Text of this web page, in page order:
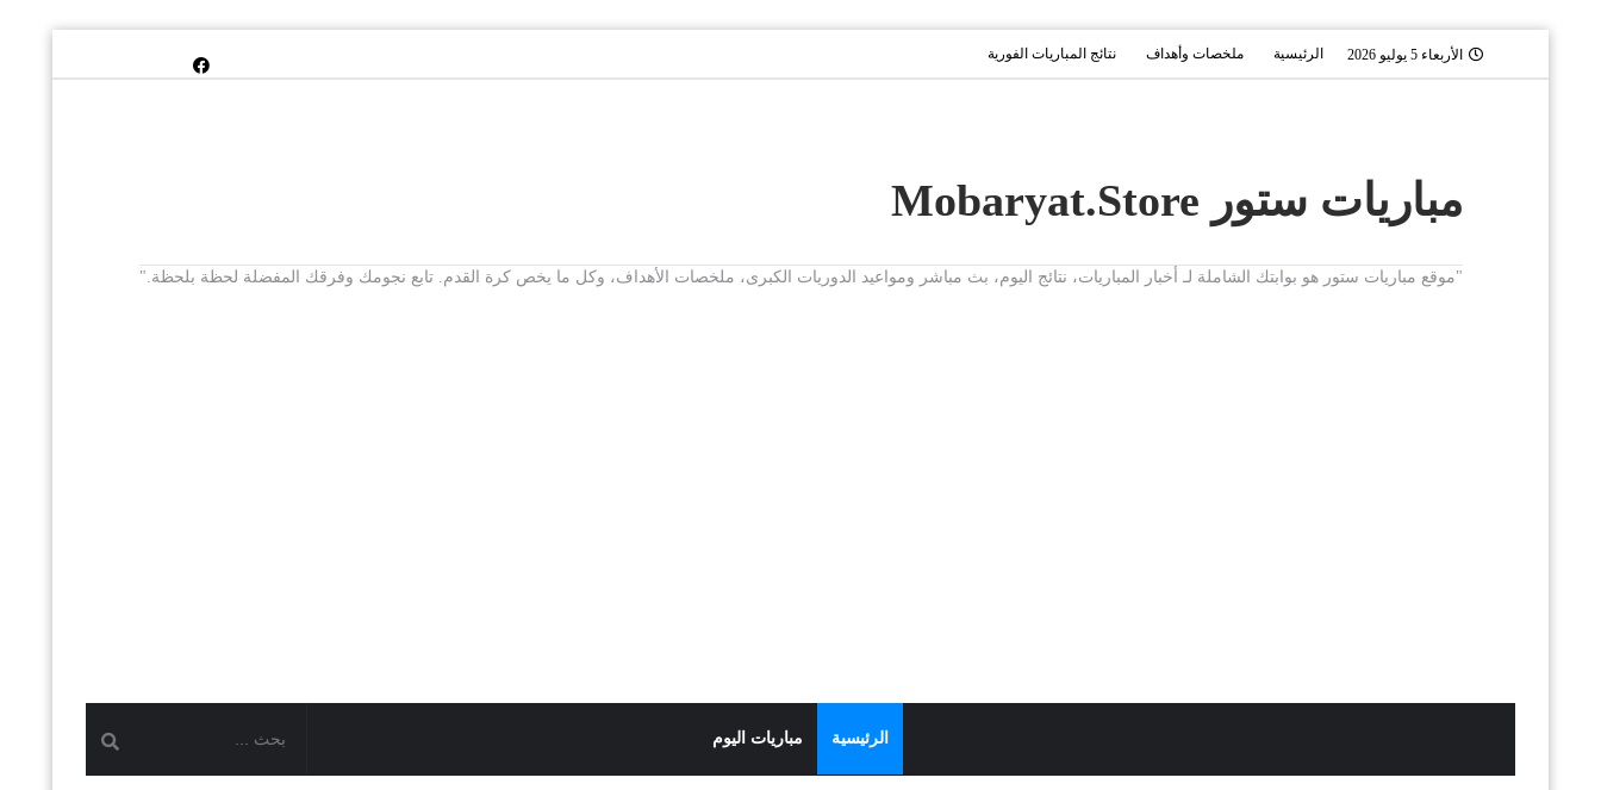
الأربعاء 5 يوليو 2026 الرئيسية ملخصات وأهداف نتائج المباريات الفورية
مباريات ستور Mobaryat.Store
"موقع مباريات ستور هو بوابتك الشاملة لـ أخبار المباريات، نتائج اليوم، بث مباشر ومواعيد الدوريات الكبرى، ملخصات الأهداف، وكل ما يخص كرة القدم. تابع نجومك وفرقك المفضلة لحظة بلحظة."
الرئيسية مباريات اليوم